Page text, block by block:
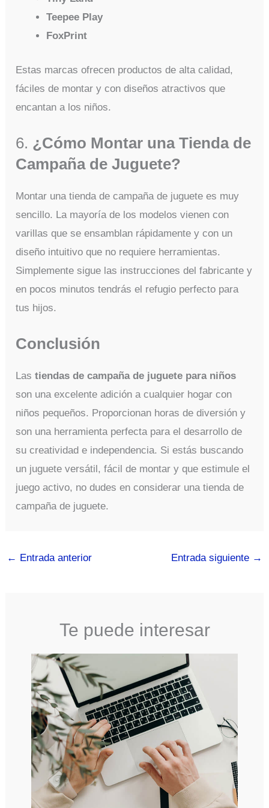
Teepee Play
FoxPrint
Estas marcas ofrecen productos de alta calidad,
fáciles de montar y con diseños atractivos que
encantan a los niños.
6. ¿Cómo Montar una Tienda de
Campaña de Juguete?
Montar una tienda de campaña de juguete es muy
sencillo. La mayoría de los modelos vienen con
varillas que se ensamblan rápidamente y con un
diseño intuitivo que no requiere herramientas.
Simplemente sigue las instrucciones del fabricante y
en pocos minutos tendrás el refugio perfecto para
tus hijos.
Conclusión
Lastiendas de campaña de juguete para niños
son una excelente adición a cualquier hogar con
niños pequeños. Proporcionan horas de diversión y
son una herramienta perfecta para el desarrollo de
su creatividad e independencia. Si estás buscando
un juguete versátil, fácil de montar y que estimule el
juego activo, no dudes en considerar una tienda de
campaña de juguete.
← Entrada anterior Entrada siguiente →
Te puede interesar